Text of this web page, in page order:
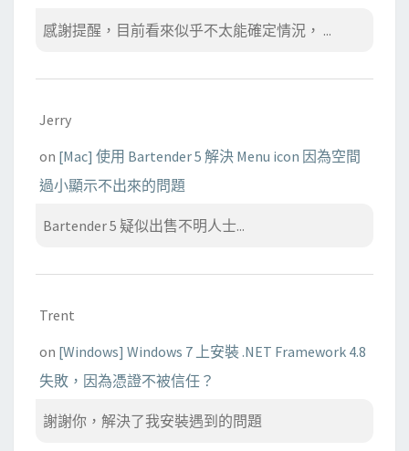
感謝提醒，目前看來似乎不太能確定情況， ...
Jerry
on [Mac] 使用 Bartender 5 解決 Menu icon 因為空間
過小顯示不出來的問題
Bartender 5 疑似出售不明人士...
Trent
on [Windows] Windows 7 上安裝 .NET Framework 4.8
失敗，因為憑證不被信任？
謝謝你，解決了我安裝遇到的問題